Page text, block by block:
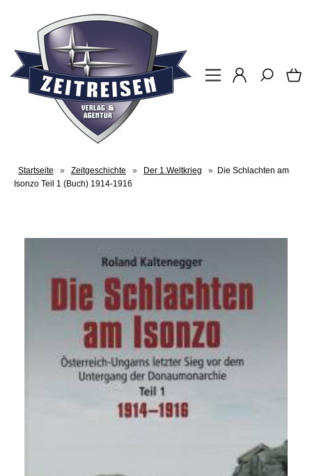
Startseite » Zeitgeschichte » Der 1.Weltkrieg » Die Schlachten am
Isonzo Teil 1 (Buch) 1914-1916